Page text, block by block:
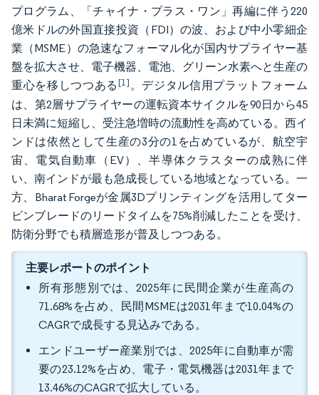
プログラム、「チャイナ・プラス・ワン」再編に伴う220
億米ドルの外国直接投資（FDI）の波、および中小零細企
業（MSME）の急速なフォーマル化が国内サプライヤー基
盤を拡大させ、電子機器、電池、グリーン水素へと生産の
重心を移しつつある[1]。デジタル信用プラットフォーム
は、第2層サプライヤーの運転資本サイクルを90日から45
日未満に短縮し、受注急増時の流動性を高めている。西イ
ンドは依然として生産の3分の1を占めているが、航空宇
宙、電気自動車（EV）、半導体クラスターの成熟に伴
い、南インドが最も急成長している地域となっている。一
方、Bharat Forgeが金属3Dプリンティングを活用してター
ビンブレードのリードタイムを75%削減したことを受け、
防衛分野でも積層造形が普及しつつある。
主要レポートのポイント
所有形態別では、2025年に民間企業が生産高の
71.68%を占め、民間MSMEは2031年まで10.04%の
CAGRで成長する見込みである。
エンドユーザー産業別では、2025年に自動車が需
要の23.12%を占め、電子・電気機器は2031年まで
13.46%のCAGRで拡大している。